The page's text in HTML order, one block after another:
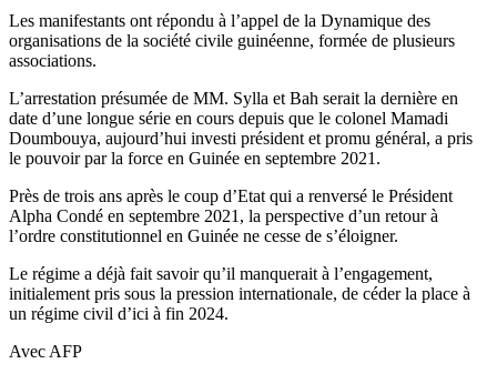
Les manifestants ont répondu à l’appel de la Dynamique des
organisations de la société civile guinéenne, formée de plusieurs
associations.
L’arrestation présumée de MM. Sylla et Bah serait la dernière en
date d’une longue série en cours depuis que le colonel Mamadi
Doumbouya, aujourd’hui investi président et promu général, a pris
le pouvoir par la force en Guinée en septembre 2021.
Près de trois ans après le coup d’Etat qui a renversé le Président
Alpha Condé en septembre 2021, la perspective d’un retour à
l’ordre constitutionnel en Guinée ne cesse de s’éloigner.
Le régime a déjà fait savoir qu’il manquerait à l’engagement,
initialement pris sous la pression internationale, de céder la place à
un régime civil d’ici à fin 2024.
Avec AFP